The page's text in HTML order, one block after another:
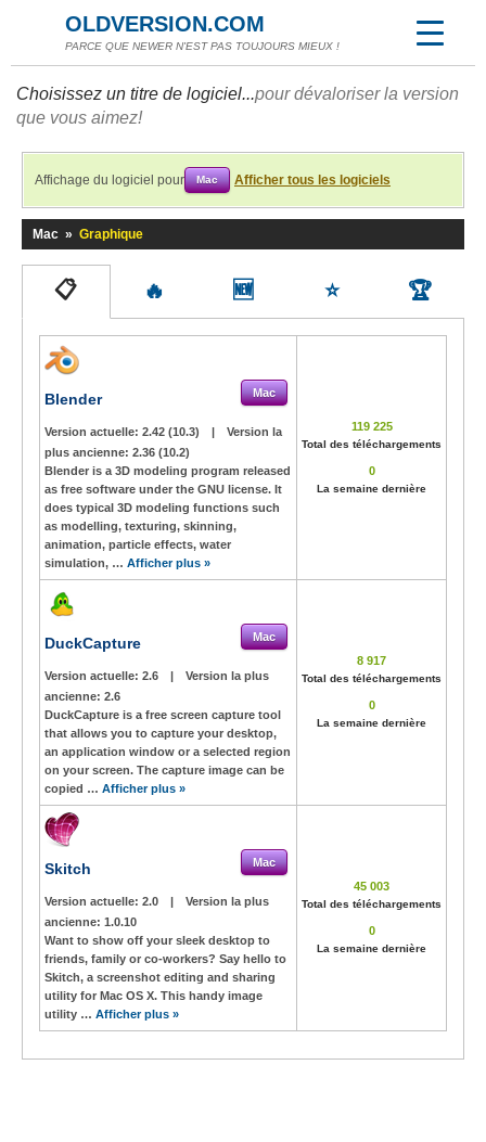
OLDVERSION.COM
PARCE QUE NEWER N'EST PAS TOUJOURS MIEUX !
Choisissez un titre de logiciel...pour dévaloriser la version
que vous aimez!
Affichage du logiciel pour Mac Afficher tous les logiciels
Mac » Graphique
📋 🔥 🆕 ⭐ 🏆
Blender Mac
Version actuelle: 2.42 (10.3) |
Version la
plus ancienne: 2.36 (10.2)
Blender is a 3D modeling program released
as free software under the GNU license. It
does typical 3D modeling functions such
as modelling, texturing, skinning,
animation, particle effects, water
simulation, … Afficher plus »
119 225
Total des téléchargements
0
La semaine dernière
DuckCapture Mac
Version actuelle: 2.6 |
Version la plus
ancienne: 2.6
DuckCapture is a free screen capture tool
that allows you to capture your desktop,
an application window or a selected region
on your screen. The capture image can be
copied … Afficher plus »
8 917
Total des téléchargements
0
La semaine dernière
Skitch Mac
Version actuelle: 2.0 |
Version la plus
ancienne: 1.0.10
Want to show off your sleek desktop to
friends, family or co-workers? Say hello to
Skitch, a screenshot editing and sharing
utility for Mac OS X. This handy image
utility … Afficher plus »
45 003
Total des téléchargements
0
La semaine dernière